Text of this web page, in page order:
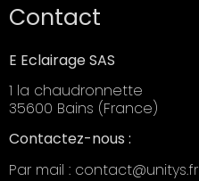
Contact
E Eclairage SAS
1 la chaudronnette
35600 Bains (France)
Contactez-nous :
Par mail : contact@unitys.fr